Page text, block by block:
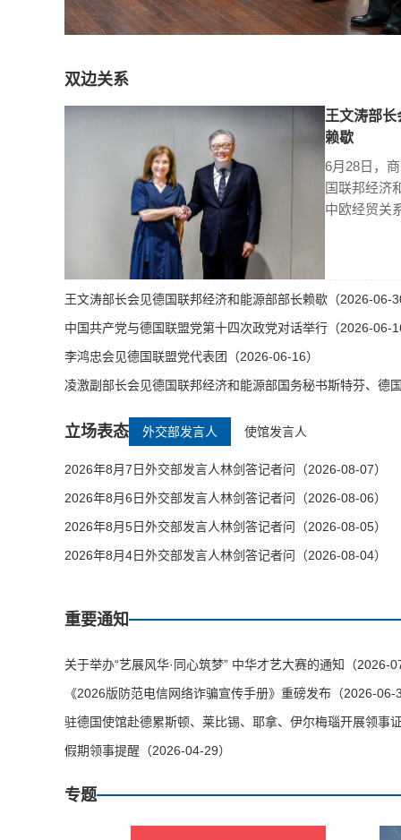
双边关系
王文涛部
赖歇
6月28日，
国联邦经济
中欧经贸关
王文涛部长会见德国联邦经济和能源部部长赖歇（2026-06-
中国共产党与德国联盟党第十四次政党对话举行（2026-06-
李鸿忠会见德国联盟党代表团（2026-06-16）
凌激副部长会见德国联邦经济和能源部国务秘书斯特芬、德
立场表态 外交部发言人 使馆发言人
2026年8月7日外交部发言人林剑答记者问（2026-08-07）
2026年8月6日外交部发言人林剑答记者问（2026-08-06）
2026年8月5日外交部发言人林剑答记者问（2026-08-05）
2026年8月4日外交部发言人林剑答记者问（2026-08-04）
重要通知
关于举办“艺展风华·同心筑梦” 中华才艺大赛的通知（2026-
《2026版防范电信网络诈骗宣传手册》重磅发布（2026-06-
驻德国使馆赴德累斯顿、莱比锡、耶拿、伊尔梅瑙开展领事
假期领事提醒（2026-04-29）
专题